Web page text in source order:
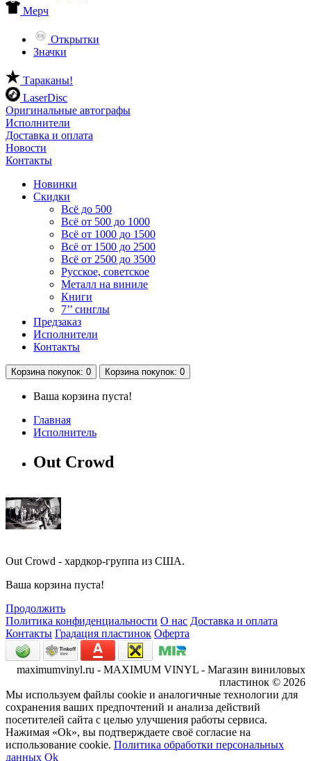
Мерч
Открытки
Значки
Тараканы!
LaserDisc
Оригинальные автографы
Исполнители
Доставка и оплата
Новости
Контакты
Новинки
Скидки
Всё до 500
Всё от 500 до 1000
Всё от 1000 до 1500
Всё от 1500 до 2500
Всё от 2500 до 3500
Русское, советское
Металл на виниле
Книги
7’’ синглы
Предзаказ
Исполнители
Контакты
Корзина покупок: 0 Корзина покупок: 0
Ваша корзина пуста!
Главная
Исполнитель
Out Crowd
Out Crowd - хардкор-группа из США.
Ваша корзина пуста!
Продолжить
Политика конфиденциальности О нас Доставка и оплата
Контакты Градация пластинок Оферта
maximumvinyl.ru - MAXIMUM VINYL - Магазин виниловых
пластинок © 2026
Мы используем файлы cookie и аналогичные технологии для
сохранения ваших предпочтений и анализа действий
посетителей сайта с целью улучшения работы сервиса.
Нажимая «Ok», вы подтверждаете своё согласие на
использование cookie. Политика обработки персональных
данных Ok